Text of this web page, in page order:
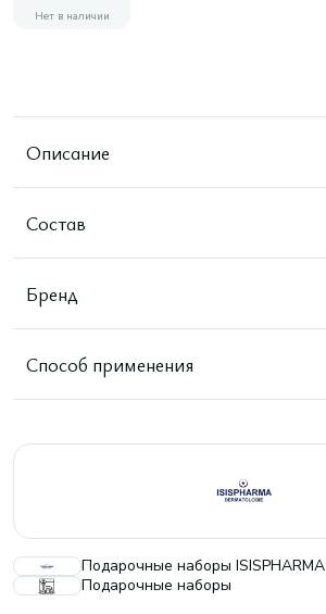
Нет в наличии
Описание
Состав
Бренд
Способ применения
Подарочные наборы ISISPHARMA
Подарочные наборы